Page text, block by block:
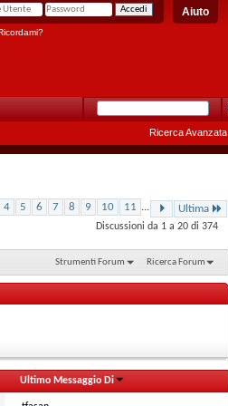
Aiuto
Ricerca Avanzata
4 5 6 7 8 9 10 11 ... Ultima
Discussioni da 1 a 20 di 374
Strumenti Forum Ricerca Forum
Ultimo Messaggio Di